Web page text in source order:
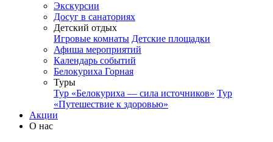
Экскурсии
Досуг в санаториях
Детский отдых
Игровые комнаты Детские площадки
Афиша мероприятий
Календарь событий
Белокуриха Горная
Туры
Тур «Белокуриха — сила источников» Тур
«Путешествие к здоровью»
Акции
О нас